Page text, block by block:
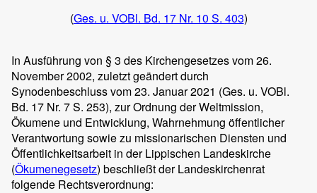
(Ges. u. VOBl. Bd. 17 Nr. 10 S. 403)
In Ausführung von § 3 des Kirchengesetzes vom 26.
November 2002, zuletzt geändert durch
Synodenbeschluss vom 23. Januar 2021 (Ges. u. VOBl.
Bd. 17 Nr. 7 S. 253), zur Ordnung der Weltmission,
Ökumene und Entwicklung, Wahrnehmung öffentlicher
Verantwortung sowie zu missionarischen Diensten und
Öffentlichkeitsarbeit in der Lippischen Landeskirche
(Ökumenegesetz) beschließt der Landeskirchenrat
folgende Rechtsverordnung: